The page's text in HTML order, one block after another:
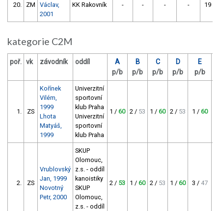
20. ZM
Václav,
2001
KK Rakovník - - - - 19 /
kategorie C2M
poř. vk závodník oddíl
A
p/b
B
p/b
C
p/b
D
p/b
E
p/b
1. ZS
Kořínek
Vilém,
1999
Lhota
Matyáš,
1999
Univerzitní
sportovní
klub Praha
Univerzitní
sportovní
klub Praha
1 / 60 2 / 53 1 / 60 2 / 53 1 / 60
2. ZS
Vrublovský
Jan, 1999
Novotný
Petr, 2000
SKUP
Olomouc,
z.s. - oddíl
kanoistiky
SKUP
Olomouc,
z.s. - oddíl
2 / 53 1 / 60 2 / 53 1 / 60 3 / 47